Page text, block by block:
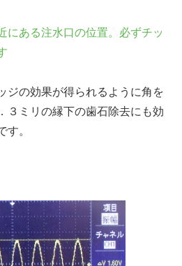
にある注水口の位置。必ずチッ
ジの効果が得られるように角を
３ミリの縁下の歯石除去にも効
す。